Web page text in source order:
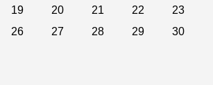
19 20 21 22
23
26 27 28 29
30